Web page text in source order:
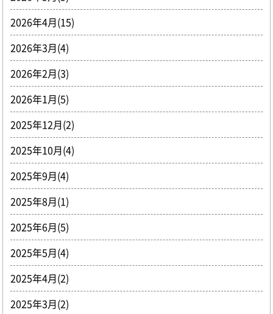
2026年4月(15)
2026年3月(4)
2026年2月(3)
2026年1月(5)
2025年12月(2)
2025年10月(4)
2025年9月(4)
2025年8月(1)
2025年6月(5)
2025年5月(4)
2025年4月(2)
2025年3月(2)